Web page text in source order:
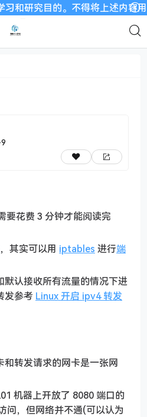
研究目的。不得将上述内容用
要花费 3 分钟才能阅读完
，其实可以用 iptables 进行端
默认接收所有流量的情况下进
发参考 Linux 开启 ipv4 转发
转发请求的网卡是一张网
机器上开放了 8080 端口的
问，但网络并不通(可以认为